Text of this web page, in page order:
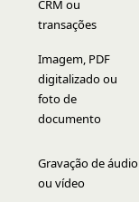
CRM ou
transações
Imagem, PDF
digitalizado ou
foto de
documento
Gravação de áudio
ou vídeo